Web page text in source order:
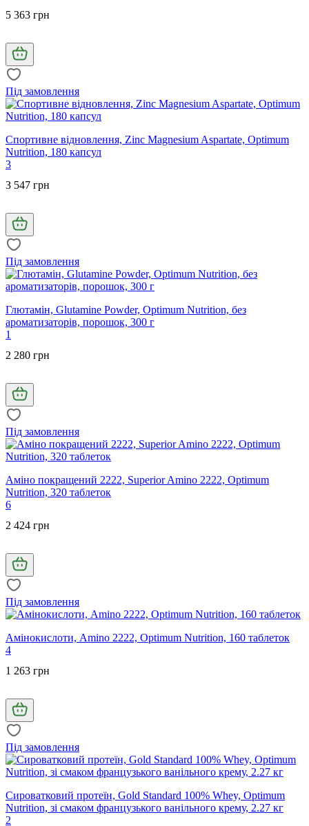
5 363 грн
Під замовлення
Спортивне відновлення, Zinc Magnesium Aspartate, Optimum
Nutrition, 180 капсул
3
3 547 грн
Під замовлення
Глютамін, Glutamine Powder, Optimum Nutrition, без
ароматизаторів, порошок, 300 г
1
2 280 грн
Під замовлення
Аміно покращений 2222, Superior Amino 2222, Optimum
Nutrition, 320 таблеток
6
2 424 грн
Під замовлення
Амінокислоти, Amino 2222, Optimum Nutrition, 160 таблеток
4
1 263 грн
Під замовлення
Сироватковий протеїн, Gold Standard 100% Whey, Optimum
Nutrition, зі смаком французького ванільного крему, 2.27 кг
2